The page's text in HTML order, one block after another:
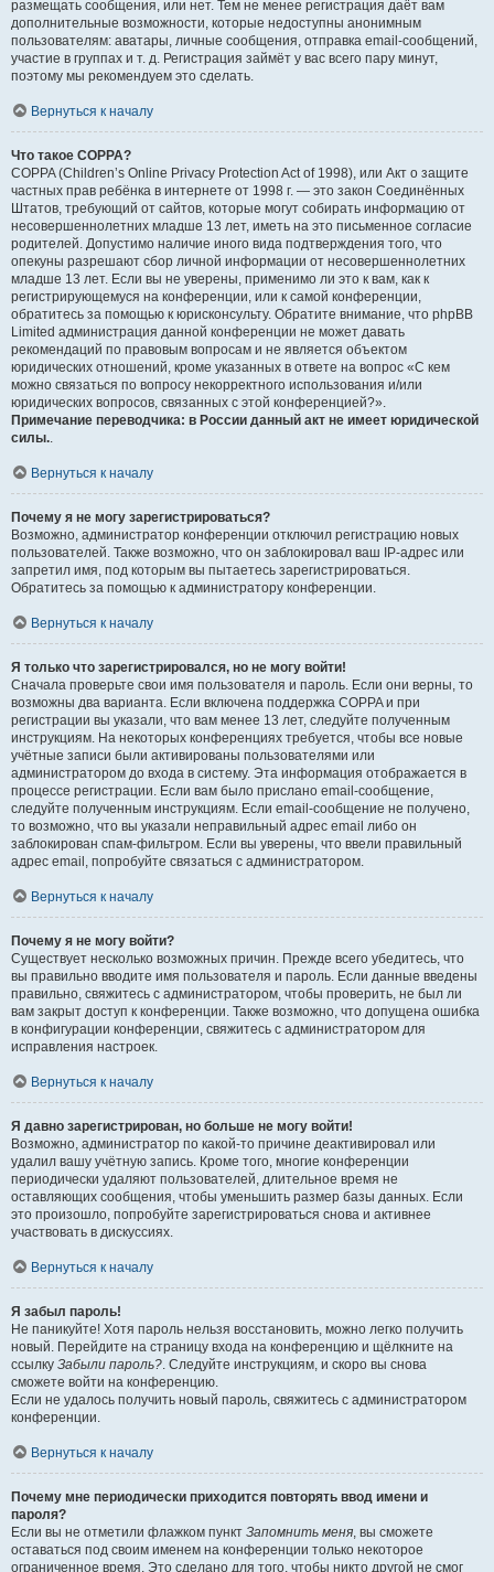
размещать сообщения, или нет. Тем не менее регистрация даёт вам
дополнительные возможности, которые недоступны анонимным
пользователям: аватары, личные сообщения, отправка email-сообщений,
участие в группах и т. д. Регистрация займёт у вас всего пару минут,
поэтому мы рекомендуем это сделать.
Вернуться к началу
Что такое COPPA?
COPPA (Children’s Online Privacy Protection Act of 1998), или Акт о защите
частных прав ребёнка в интернете от 1998 г. — это закон Соединённых
Штатов, требующий от сайтов, которые могут собирать информацию от
несовершеннолетних младше 13 лет, иметь на это письменное согласие
родителей. Допустимо наличие иного вида подтверждения того, что
опекуны разрешают сбор личной информации от несовершеннолетних
младше 13 лет. Если вы не уверены, применимо ли это к вам, как к
регистрирующемуся на конференции, или к самой конференции,
обратитесь за помощью к юрисконсульту. Обратите внимание, что phpBB
Limited администрация данной конференции не может давать
рекомендаций по правовым вопросам и не является объектом
юридических отношений, кроме указанных в ответе на вопрос «С кем
можно связаться по вопросу некорректного использования и/или
юридических вопросов, связанных с этой конференцией?».
Примечание переводчика: в России данный акт не имеет юридической
силы..
Вернуться к началу
Почему я не могу зарегистрироваться?
Возможно, администратор конференции отключил регистрацию новых
пользователей. Также возможно, что он заблокировал ваш IP-адрес или
запретил имя, под которым вы пытаетесь зарегистрироваться.
Обратитесь за помощью к администратору конференции.
Вернуться к началу
Я только что зарегистрировался, но не могу войти!
Сначала проверьте свои имя пользователя и пароль. Если они верны, то
возможны два варианта. Если включена поддержка COPPA и при
регистрации вы указали, что вам менее 13 лет, следуйте полученным
инструкциям. На некоторых конференциях требуется, чтобы все новые
учётные записи были активированы пользователями или
администратором до входа в систему. Эта информация отображается в
процессе регистрации. Если вам было прислано email-сообщение,
следуйте полученным инструкциям. Если email-сообщение не получено,
то возможно, что вы указали неправильный адрес email либо он
заблокирован спам-фильтром. Если вы уверены, что ввели правильный
адрес email, попробуйте связаться с администратором.
Вернуться к началу
Почему я не могу войти?
Существует несколько возможных причин. Прежде всего убедитесь, что
вы правильно вводите имя пользователя и пароль. Если данные введены
правильно, свяжитесь с администратором, чтобы проверить, не был ли
вам закрыт доступ к конференции. Также возможно, что допущена ошибка
в конфигурации конференции, свяжитесь с администратором для
исправления настроек.
Вернуться к началу
Я давно зарегистрирован, но больше не могу войти!
Возможно, администратор по какой-то причине деактивировал или
удалил вашу учётную запись. Кроме того, многие конференции
периодически удаляют пользователей, длительное время не
оставляющих сообщения, чтобы уменьшить размер базы данных. Если
это произошло, попробуйте зарегистрироваться снова и активнее
участвовать в дискуссиях.
Вернуться к началу
Я забыл пароль!
Не паникуйте! Хотя пароль нельзя восстановить, можно легко получить
новый. Перейдите на страницу входа на конференцию и щёлкните на
ссылку Забыли пароль?. Следуйте инструкциям, и скоро вы снова
сможете войти на конференцию.
Если не удалось получить новый пароль, свяжитесь с администратором
конференции.
Вернуться к началу
Почему мне периодически приходится повторять ввод имени и
пароля?
Если вы не отметили флажком пункт Запомнить меня, вы сможете
оставаться под своим именем на конференции только некоторое
ограниченное время. Это сделано для того, чтобы никто другой не смог